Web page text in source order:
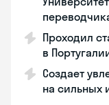
Проходил
в
Создает
на сильных